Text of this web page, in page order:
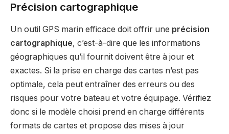
Précision cartographique
Un outil GPS marin efficace doit offrir une précision
cartographique, c’est-à-dire que les informations
géographiques qu’il fournit doivent être à jour et
exactes. Si la prise en charge des cartes n’est pas
optimale, cela peut entraîner des erreurs ou des
risques pour votre bateau et votre équipage. Vérifiez
donc si le modèle choisi prend en charge différents
formats de cartes et propose des mises à jour